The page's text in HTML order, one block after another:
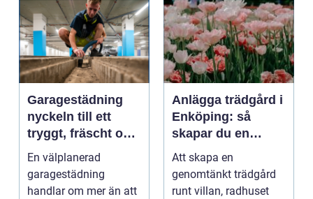
Garagestädning
nyckeln till ett
tryggt, fräscht och
hållbart garage
En välplanerad
garagestädning
handlar om mer än att
Anlägga trädgård i
Enköping: så
skapar du en
hållbar och
harmonisk
utemiljö
Att skapa en
genomtänkt trädgård
runt villan, radhuset